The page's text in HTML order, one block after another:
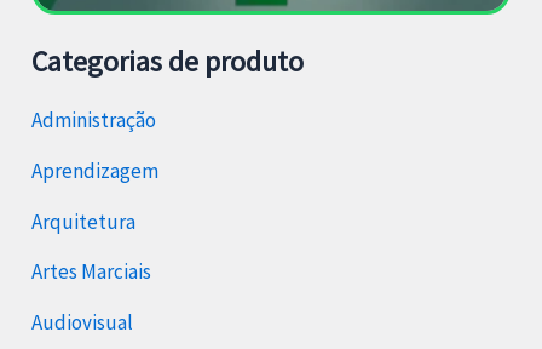
Categorias de produto
Administração
Aprendizagem
Arquitetura
Artes Marciais
Audiovisual